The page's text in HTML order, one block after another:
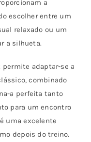
a
escolher entre um
relaxado ou um
a silhueta.
adaptar-se a
combinado
a perfeita tanto
para um encontro
uma excelente
depois do treino.